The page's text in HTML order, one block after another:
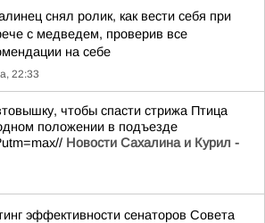
снял ролик, как вести себя при
с медведем, проверив все
на себе
22:33
чтобы спасти стрижа Птица
положении в подъезде
Новости Сахалина и Курил -
эффективности сенаторов Совета